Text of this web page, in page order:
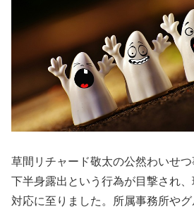
草間リチャード敬太の公然わいせ
下半身露出という行為が目撃され
対応に至りました。所属事務所や